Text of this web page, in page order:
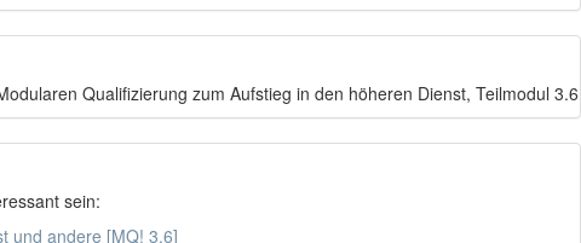
Qualifizierung zum Aufstieg in den höheren Dienst, Teilmodul 3.6
sein:
und andere [MQ! 3.6]